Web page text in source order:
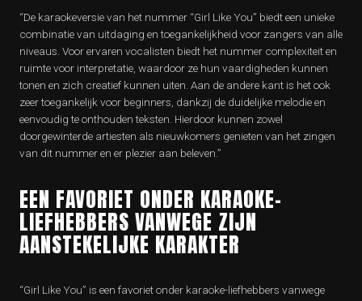
“De karaokeversie van het nummer “Girl Like You” biedt een unieke
combinatie van uitdaging en toegankelijkheid voor zangers van alle
niveaus. Voor ervaren vocalisten biedt het nummer complexiteit en
ruimte voor interpretatie, waardoor ze hun vaardigheden kunnen
tonen en zich creatief kunnen uiten. Aan de andere kant is het ook
zeer toegankelijk voor beginners, dankzij de duidelijke melodie en
eenvoudig te onthouden teksten. Hierdoor kunnen zowel
doorgewinterde artiesten als nieuwkomers genieten van het zingen
van dit nummer en er plezier aan beleven.”
EEN FAVORIET ONDER KARAOKE-
LIEFHEBBERS VANWEGE ZIJN
AANSTEKELIJKE KARAKTER
“Girl Like You” is een favoriet onder karaoke-liefhebbers vanwege